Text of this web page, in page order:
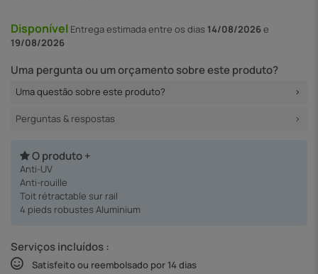
Disponível Entregaestimada entre os dias 14/08/2026e
19/08/2026
Uma pergunta ou um orçamento sobre este produto?
Uma questão sobre este produto?
Perguntas & respostas
O produto +
Anti-UV
Anti-rouille
Toit rétractable sur rail
4 pieds robustes Aluminium
Serviços incluídos :
Satisfeito ou reembolsado por 14 dias